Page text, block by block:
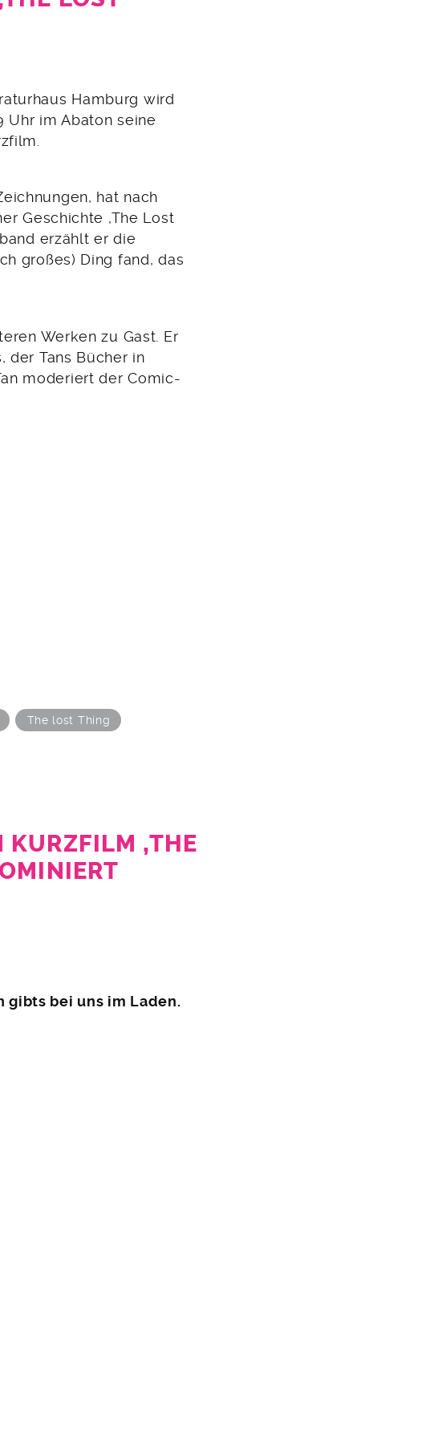
Hamburg wird
Uhr im Abaton seine
hat nach
Geschichte ,The Lost
erzählt er die
großes) Ding fand, das
Werken zu Gast. Er
der Tans Bücher in
moderiert der Comic-
The lost Thing
‚THE
gibts bei uns im Laden.